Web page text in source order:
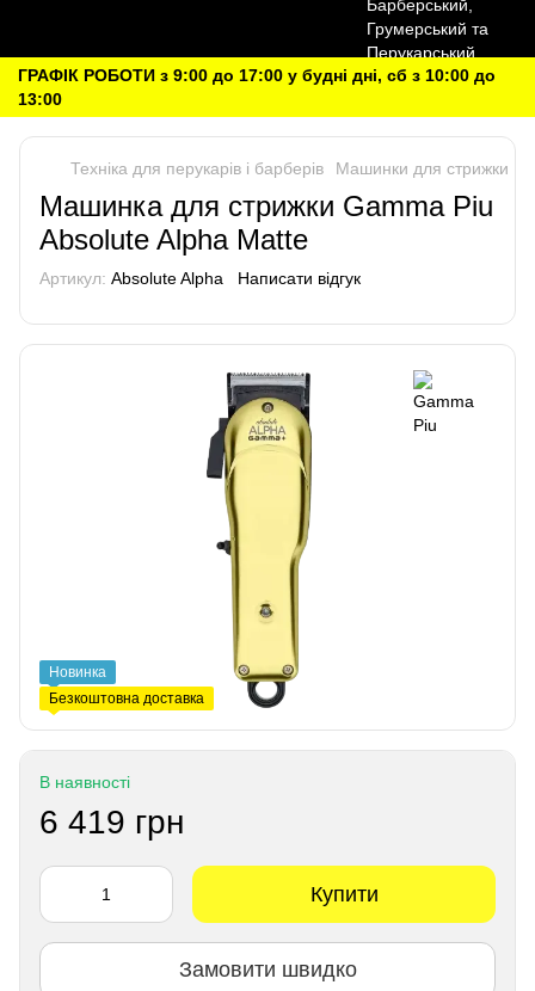
ГРАФІК РОБОТИ з 9:00 до 17:00 у будні дні, сб з 10:00 до
13:00
Техніка для перукарів і барберів Машинки для стрижки
Машинка для стрижки Gamma Piu
Absolute Alpha Matte
Артикул: Absolute Alpha Написати відгук
Новинка
Безкоштовна доставка
В наявності
6 419 грн
Купити
Замовити швидко